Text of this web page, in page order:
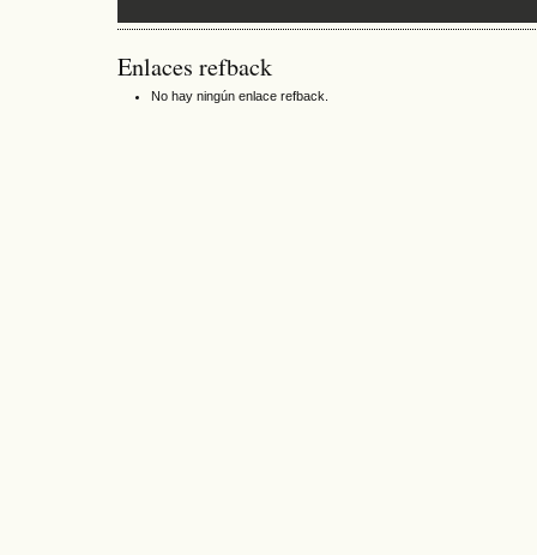
Enlaces refback
No hay ningún enlace refback.